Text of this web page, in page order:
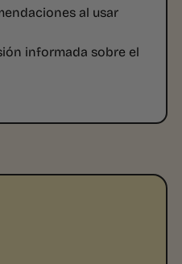
al usar
informada sobre el